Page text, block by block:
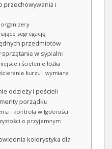
przechowywania i
organizery
segregację
przedmiotów
w sypialni
i ścielenie łóżka
kurzu i wymiana
odzieży i pościeli
porządku
i kontrola wilgotności
o przyjemnym
kolorystyka dla